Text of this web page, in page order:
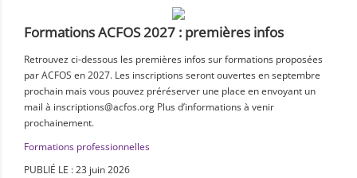
Formations ACFOS 2027 : premières infos
Retrouvez ci-dessous les premières infos sur formations proposées
par ACFOS en 2027. Les inscriptions seront ouvertes en septembre
prochain mais vous pouvez préréserver une place en envoyant un
mail à inscriptions@acfos.org Plus d’informations à venir
prochainement.
Formations professionnelles
PUBLIÉ LE : 23 juin 2026